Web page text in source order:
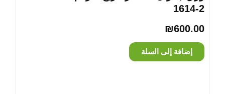
‎1614-2
₪600.00
إضافة إلى السلة